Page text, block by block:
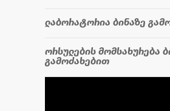
ლაბორატორია ბინაზე
ორსულების მომსახურება
გამოძახებით